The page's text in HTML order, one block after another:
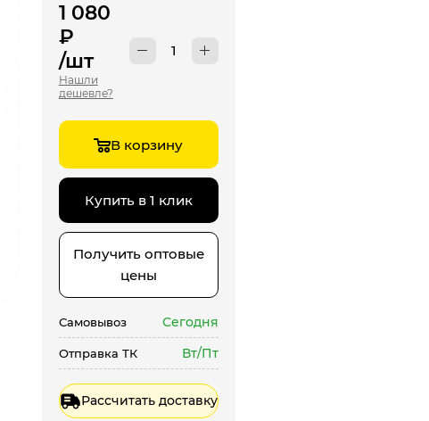
1 080
₽
/шт
Нашли
дешевле?
В корзину
Купить в 1 клик
Получить оптовые
цены
Самовывоз Сегодня
Отправка ТК Вт/Пт
Рассчитать доставку